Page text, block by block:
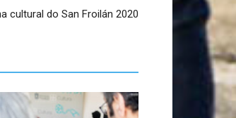
cultural do San Froilán 2020